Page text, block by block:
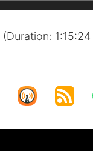
(Duration: